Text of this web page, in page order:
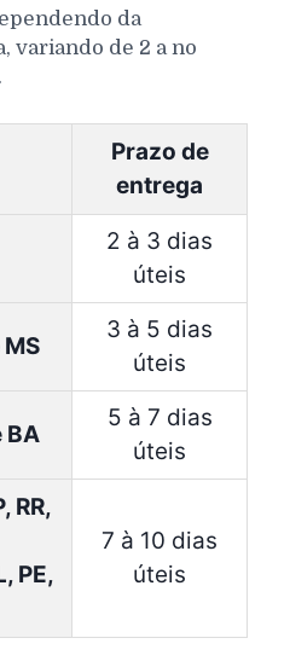
da
variando de 2 a no
Prazo de
entrega
2 à 3 dias
úteis
MS
3 à 5 dias
úteis
BA
5 à 7 dias
úteis
RR,
PE,
7 à 10 dias
úteis